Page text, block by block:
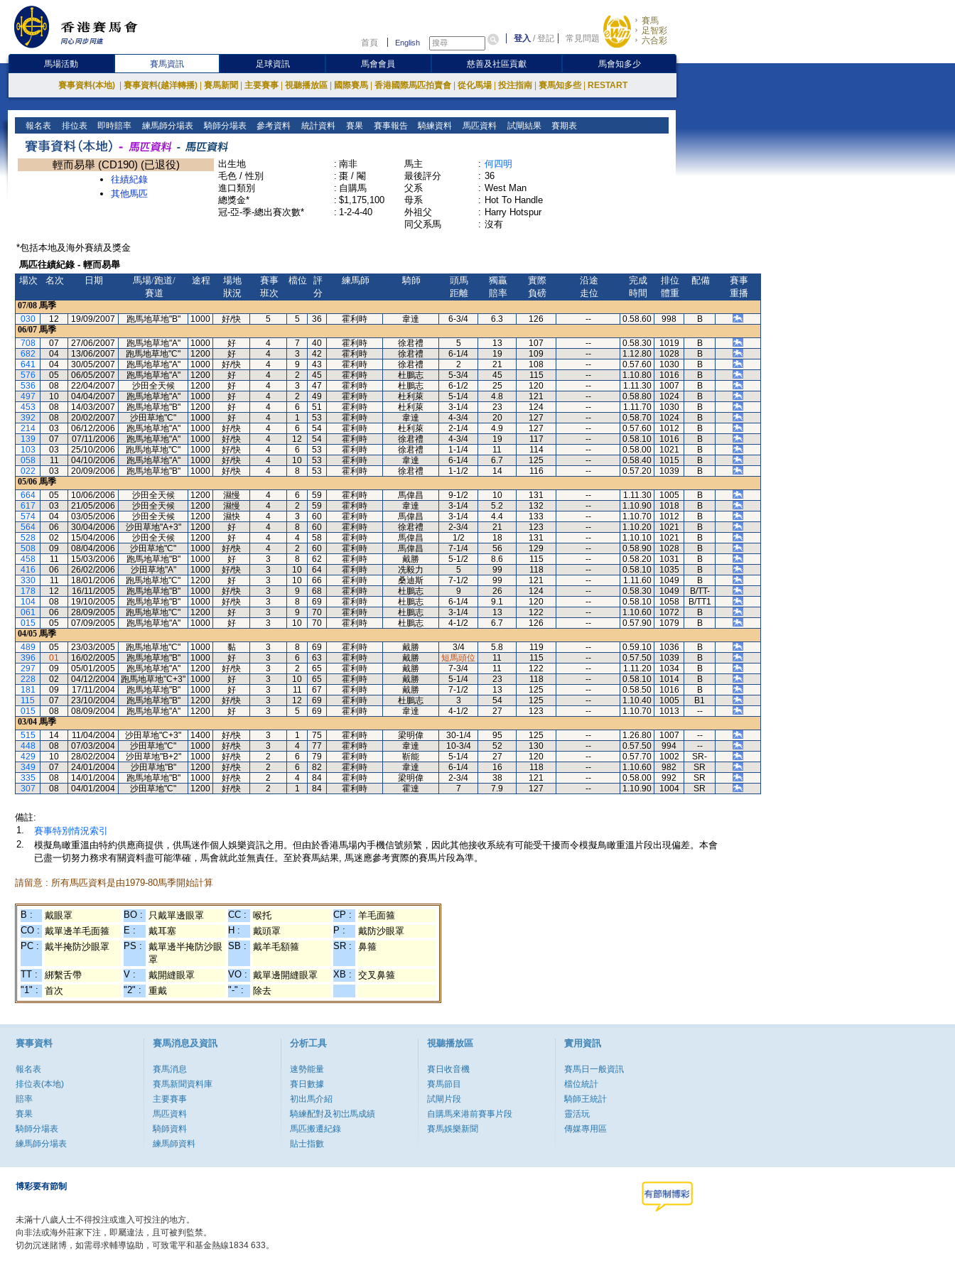
首頁 English 登入 /登記 常見問題
賽馬
足智彩
六合彩
馬場活動 賽馬資訊 足球資訊 馬會會員 慈善及社區貢獻 馬會知多少
賽事資料(本地) 賽事資料(越洋轉播) 賽馬新聞 主要賽事 視聽播放區 國際賽馬 香港國際馬匹拍賣會 從化馬場 投注指南 賽馬知多些 RESTART
報名表 排位表 即時賠率 練馬師分場表 騎師分場表 參考資料 統計資料 賽果 賽事報告 騎練資料 馬匹資料 試閘結果 賽期表
輕而易舉 (CD190) (已退役)
往績紀錄
其他馬匹
出生地 : 南非
毛色 / 性別
: 棗 / 閹
進口類別
: 自購馬
總獎金*
: $1,175,100
冠-亞-季-總出賽次數*
: 1-2-4-40
馬主 : 何四明
最後評分
: 36
父系
: West Man
母系
: Hot To Handle
外祖父
: Harry Hotspur
同父系馬
: 沒有
*包括本地及海外賽績及獎金
馬匹往績紀錄 - 輕而易舉
場次
名次 日期
馬場/跑道/
賽道
途程
場地
狀況
賽事
班次
檔位
評
分
練馬師 騎師
頭馬
距離
獨贏
賠率
實際
負磅
沿途
走位
完成
時間
排位
體重
配備
賽事
重播
07/08 馬季
030
12 19/09/2007 跑馬地草地"B" 1000 好/快 5 5 36 霍利時 韋達 6-3/4 6.3 126 -- 0.58.60 998
B
06/07 馬季
708
07 27/06/2007 跑馬地草地"A" 1000 好 4 7 40 霍利時 徐君禮 5 13 107 -- 0.58.30 1019
B
682
04 13/06/2007 跑馬地草地"C" 1200 好 4 3 42 霍利時 徐君禮 6-1/4 19 109 -- 1.12.80 1028
B
641
04 30/05/2007 跑馬地草地"A" 1000 好/快 4 9 43 霍利時 徐君禮 2 21 108 -- 0.57.60 1030
B
576
05 06/05/2007 跑馬地草地"A" 1200 好 4 2 45 霍利時 杜鵬志 5-3/4 45 115 -- 1.10.80 1016
B
536
08 22/04/2007 沙田全天候 1200 好 4 3 47 霍利時 杜鵬志 6-1/2 25 120 -- 1.11.30 1007
B
497
10 04/04/2007 跑馬地草地"A" 1000 好 4 2 49 霍利時 杜利萊 5-1/4 4.8 121 -- 0.58.80 1024
B
453
08 14/03/2007 跑馬地草地"B" 1200 好 4 6 51 霍利時 杜利萊 3-1/4 23 124 -- 1.11.70 1030
B
392
08 20/02/2007 沙田草地"C" 1000 好 4 1 53 霍利時 韋達 4-3/4 20 127 -- 0.58.70 1024
B
214
03 06/12/2006 跑馬地草地"A" 1000 好/快 4 6 54 霍利時 杜利萊 2-1/4 4.9 127 -- 0.57.60 1012
B
139
07 07/11/2006 跑馬地草地"A" 1000 好/快 4 12 54 霍利時 徐君禮 4-3/4 19 117 -- 0.58.10 1016
B
103
03 25/10/2006 跑馬地草地"C" 1000 好/快 4 6 53 霍利時 徐君禮 1-1/4 11 114 -- 0.58.00 1021
B
058
11 04/10/2006 跑馬地草地"A" 1000 好/快 4 10 53 霍利時 韋達 6-1/4 6.7 125 -- 0.58.40 1015
B
022
03 20/09/2006 跑馬地草地"B" 1000 好/快 4 8 53 霍利時 徐君禮 1-1/2 14 116 -- 0.57.20 1039
B
05/06 馬季
664
05 10/06/2006 沙田全天候 1200 濕慢 4 6 59 霍利時 馬偉昌 9-1/2 10 131 -- 1.11.30 1005
B
617
03 21/05/2006 沙田全天候 1200 濕慢 4 2 59 霍利時 韋達 3-1/4 5.2 132 -- 1.10.90 1018
B
574
04 03/05/2006 沙田全天候 1200 濕快 4 3 60 霍利時 馬偉昌 3-1/4 4.4 133 -- 1.10.70 1012
B
564
06 30/04/2006 沙田草地"A+3" 1200 好 4 8 60 霍利時 徐君禮 2-3/4 21 123 -- 1.10.20 1021
B
528
02 15/04/2006 沙田全天候 1200 好 4 4 58 霍利時 馬偉昌 1/2 18 131 -- 1.10.10 1021
B
508
09 08/04/2006 沙田草地"C" 1000 好/快 4 2 60 霍利時 馬偉昌 7-1/4 56 129 -- 0.58.90 1028
B
458
11 15/03/2006 跑馬地草地"B" 1000 好 3 8 62 霍利時 戴勝 5-1/2 8.6 115 -- 0.58.20 1031
B
416
06 26/02/2006 沙田草地"A" 1000 好/快 3 10 64 霍利時 冼毅力 5 99 118 -- 0.58.10 1035
B
330
11 18/01/2006 跑馬地草地"C" 1200 好 3 10 66 霍利時 桑迪斯 7-1/2 99 121 -- 1.11.60 1049
B
178
12 16/11/2005 跑馬地草地"B" 1000 好/快 3 9 68 霍利時 杜鵬志 9 26 124 -- 0.58.30 1049
B/TT-
104
08 19/10/2005 跑馬地草地"B" 1000 好/快 3 8 69 霍利時 杜鵬志 6-1/4 9.1 120 -- 0.58.10 1058
B/TT1
061
06 28/09/2005 跑馬地草地"C" 1200 好 3 9 70 霍利時 杜鵬志 3-1/4 13 122 -- 1.10.60 1072
B
015
05 07/09/2005 跑馬地草地"A" 1000 好 3 10 70 霍利時 杜鵬志 4-1/2 6.7 126 -- 0.57.90 1079
B
04/05 馬季
489
05 23/03/2005 跑馬地草地"C" 1000 黏 3 8 69 霍利時 戴勝 3/4 5.8 119 -- 0.59.10 1036
B
396
01 16/02/2005 跑馬地草地"B" 1000 好 3 6 63 霍利時 戴勝 短馬頭位 11 115 -- 0.57.50 1039
B
297
09 05/01/2005 跑馬地草地"A" 1200 好/快 3 2 65 霍利時 戴勝 7-3/4 11 122 -- 1.11.20 1034
B
228
02 04/12/2004 跑馬地草地"C+3" 1000 好 3 10 65 霍利時 戴勝 5-1/4 23 118 -- 0.58.10 1014
B
181
09 17/11/2004 跑馬地草地"B" 1000 好 3 11 67 霍利時 戴勝 7-1/2 13 125 -- 0.58.50 1016
B
115
07 23/10/2004 跑馬地草地"B" 1200 好/快 3 12 69 霍利時 杜鵬志 3 54 125 -- 1.10.40 1005
B1
015
08 08/09/2004 跑馬地草地"A" 1200 好 3 5 69 霍利時 韋達 4-1/2 27 123 -- 1.10.70 1013
--
03/04 馬季
515
14 11/04/2004 沙田草地"C+3" 1400 好/快 3 1 75 霍利時 梁明偉 30-1/4 95 125 -- 1.26.80 1007
--
448
08 07/03/2004 沙田草地"C" 1000 好/快 3 4 77 霍利時 韋達 10-3/4 52 130 -- 0.57.50 994
--
429
10 28/02/2004 沙田草地"B+2" 1000 好/快 2 6 79 霍利時 靳能 5-1/4 27 120 -- 0.57.70 1002
SR-
349
07 24/01/2004 沙田草地"B" 1200 好/快 2 6 82 霍利時 韋達 6-1/4 16 118 -- 1.10.60 982
SR
335
08 14/01/2004 跑馬地草地"B" 1000 好/快 2 4 84 霍利時 梁明偉 2-3/4 38 121 -- 0.58.00 992
SR
307
08 04/01/2004 沙田草地"C" 1200 好/快 2 1 84 霍利時 霍達 7 7.9 127 -- 1.10.90 1004 SR
備註:
1.
賽事特別情況索引
2.
模擬鳥瞰重溫由特約供應商提供，供馬迷作個人娛樂資訊之用。但由於香港馬場內手機信號頻繁，因此其他接收系統有可能受干擾而令模擬鳥瞰重溫片段出現偏差。本會
已盡一切努力務求有關資料盡可能準確，馬會就此並無責任。至於賽馬結果, 馬迷應參考實際的賽馬片段為準。
請留意 : 所有馬匹資料是由1979-80馬季開始計算
B : 戴眼罩 BO : 只戴單邊眼罩 CC : 喉托 CP :
羊毛面箍
CO : 戴單邊羊毛面箍 E : 戴耳塞 H : 戴頭罩 P :
戴防沙眼罩
PC : 戴半掩防沙眼罩 PS :
戴單邊半掩防沙眼
罩
SB : 戴羊毛額箍 SR : 鼻箍
TT : 綁繫舌帶 V : 戴開縫眼罩 VO : 戴單邊開縫眼罩 XB :
交叉鼻箍
"1" :
首次 "2" : 重戴 "-" : 除去
賽事資料
報名表
排位表(本地)
賠率
賽果
騎師分場表
練馬師分場表
賽馬消息及資訊
賽馬消息
賽馬新聞資料庫
主要賽事
馬匹資料
騎師資料
練馬師資料
分析工具
速勢能量
賽日數據
初出馬介紹
騎練配對及初岀馬成績
馬匹搬遷紀錄
貼士指數
視聽播放區
賽日收音機
賽馬節目
試閘片段
自購馬來港前賽事片段
賽馬娛樂新聞
實用資訊
賽馬日一般資訊
檔位統計
騎師王統計
靈活玩
傳媒專用區
博彩要有節制
未滿十八歲人士不得投注或進入可投注的地方。
向非法或海外莊家下注，即屬違法，且可被判監禁。
切勿沉迷賭博，如需尋求輔導協助，可致電平和基金熱線1834 633。